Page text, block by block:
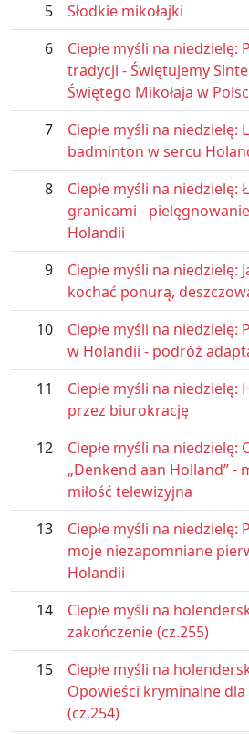
5
Słodkie mikołajki
6
Ciepłe myśli na
tradycji - Świętujemy
Świętego Mikołaja w
7
Ciepłe myśli na niedzielę:
badminton w sercu
8
Ciepłe myśli na niedzielę:
granicami -
Holandii
9
Ciepłe myśli na niedzielę:
kochać ponurą,
10
Ciepłe myśli na niedzielę:
w Holandii - podróż
11
Ciepłe myśli na
przez biurokrację
12
Ciepłe myśli na
„Denkend aan Holland” -
miłość telewizyjna
13
Ciepłe myśli na niedzielę:
moje niezapomniane
Holandii
14
Ciepłe myśli na
zakończenie (cz.255)
15
Ciepłe myśli na
Opowieści kryminalne dla
(cz.254)